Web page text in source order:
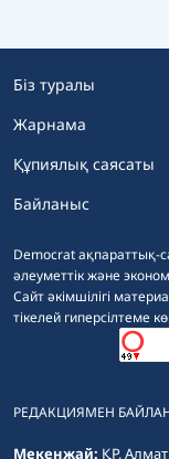
Democrat ақпараттық-
әлеуметтік және
Сайт әкімшілігі
тікелей гиперсілтеме
Біз туралы
Жарнама
Құпиялық саясаты
Байланыс
РЕДАКЦИЯМЕН
Мекенжай: ҚР,